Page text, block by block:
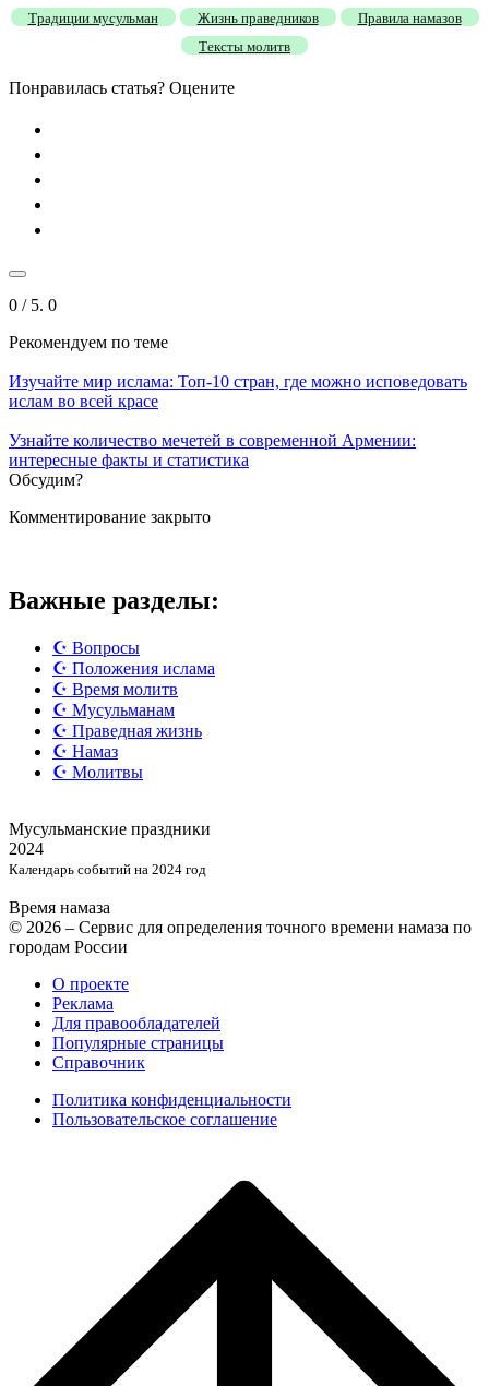
Традиции мусульман
Жизнь праведников
Правила намазов
Тексты молитв
Понравилась статья? Оцените
0 / 5. 0
Рекомендуем по теме
Изучайте мир ислама: Топ-10 стран, где можно исповедовать
ислам во всей красе
Узнайте количество мечетей в современной Армении:
интересные факты и статистика
Обсудим?
Комментирование закрыто
Важные разделы:
☪️ Вопросы
☪️ Положения ислама
☪️ Время молитв
☪️ Мусульманам
☪️ Праведная жизнь
☪️ Намаз
☪️ Молитвы
Мусульманские праздники
2024
Календарь событий на 2024 год
Время намаза
© 2026 – Сервис для определения точного времени намаза по
городам России
О проекте
Реклама
Для правообладателей
Популярные страницы
Справочник
Политика конфиденциальности
Пользовательское соглашение